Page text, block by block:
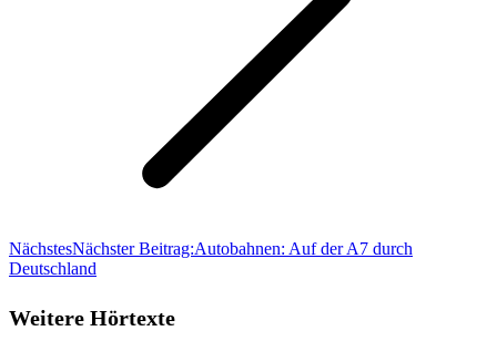
NächstesNächster Beitrag:Autobahnen: Auf der A7 durch
Deutschland
Weitere Hörtexte